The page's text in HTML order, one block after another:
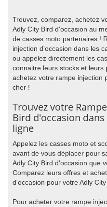
Trouvez, comparez, achetez
Adly City Bird d'occasion au
de casses moto partenaires !
injection d'occasion dans les
ou appelez directement les
connaitre leurs stocks et
achetez votre rampe injection
cher !
Trouvez votre
Bird d'occasion
ligne
Appelez les casses moto et
avant de vous déplacer pour
Adly City Bird d'occasion que
Comparez leurs offres et
d'occasion pour votre Adly
Pour acheter votre rampe